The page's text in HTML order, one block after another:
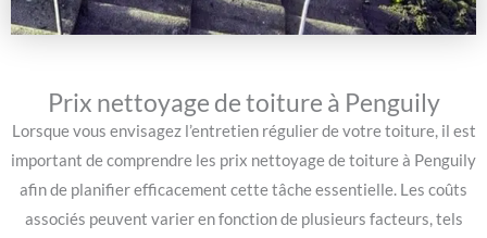
Prix nettoyage de toiture à Penguily
Lorsque vous envisagez l’entretien régulier de votre toiture, il est
important de comprendre les prix nettoyage de toiture à Penguily
afin de planifier efficacement cette tâche essentielle. Les coûts
associés peuvent varier en fonction de plusieurs facteurs, tels